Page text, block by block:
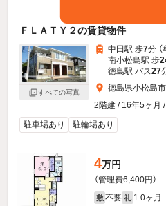
ＦＬＡＴＹ２の賃貸物件
すべての写真
中田駅 歩7分 （
南小松島駅 歩
徳島駅 バス27
徳島県小松島
2階建 / 16年5ヶ月
駐車場あり
駐輪場あり
4万円
（管理費6,400円）
敷 不要 礼 1.0ヶ月